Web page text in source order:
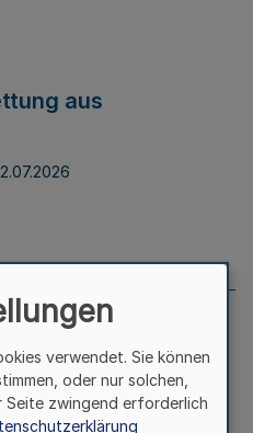
aus
204 vom
verwendet. Sie können
oder nur solchen,
zwingend erforderlich